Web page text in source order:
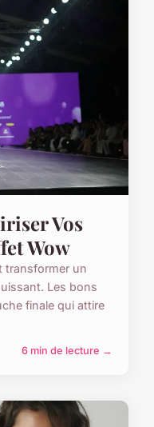
Vos
Wow
transformer un
Les bons
finale qui attire
6 min de lecture →